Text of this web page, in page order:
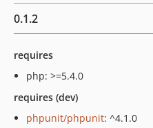
0.1.2
requires
php: >=5.4.0
requires (dev)
phpunit/phpunit: ^4.1.0